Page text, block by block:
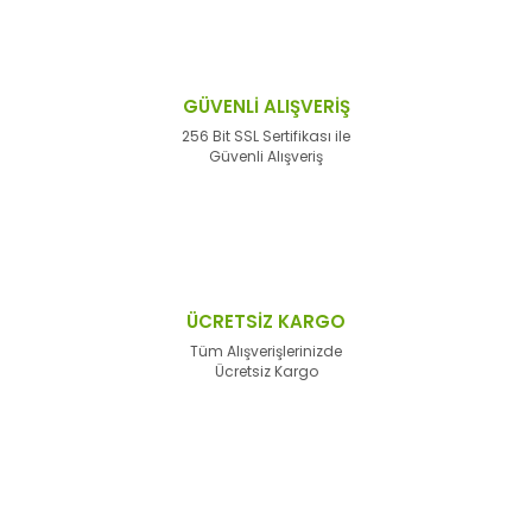
GÜVENLİ ALIŞVERİŞ
256 Bit SSL Sertifikası ile
Güvenli Alışveriş
ÜCRETSİZ KARGO
Tüm Alışverişlerinizde
Ücretsiz Kargo